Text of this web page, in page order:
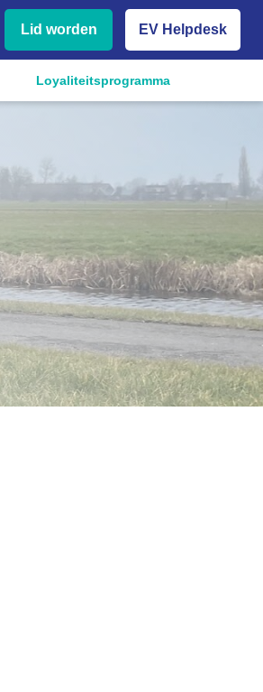
Lid worden EV Helpdesk
Loyaliteitsprogramma